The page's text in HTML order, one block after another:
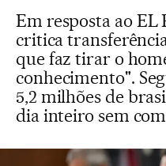
Em resposta ao EL
critica
que faz tirar o
conhecimento".
5,2 milhões de
dia inteiro sem